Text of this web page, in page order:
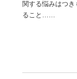
関する悩みはつき
ること……